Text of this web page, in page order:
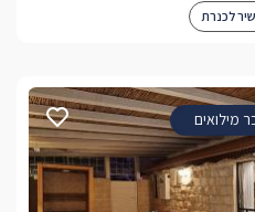
לכנרת
מילואים